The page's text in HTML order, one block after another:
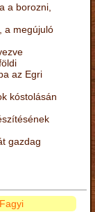
a borozni,
a megújuló
az Egri
kóstolásán
gazdag
Fagyi